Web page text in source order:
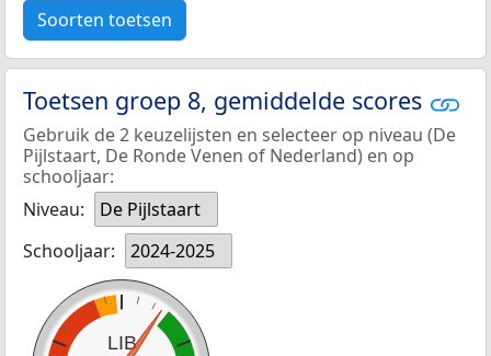
Soorten toetsen
Toetsen groep 8, gemiddelde scores
Gebruik de 2 keuzelijsten en selecteer op niveau (De
Pijlstaart, De Ronde Venen of Nederland) en op
schooljaar:
Niveau:
De Pijlstaart
Schooljaar:
2024-2025
LIB